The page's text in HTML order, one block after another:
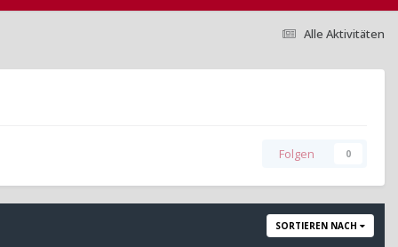
Alle Aktivitäten
Folgen 0
SORTIEREN NACH